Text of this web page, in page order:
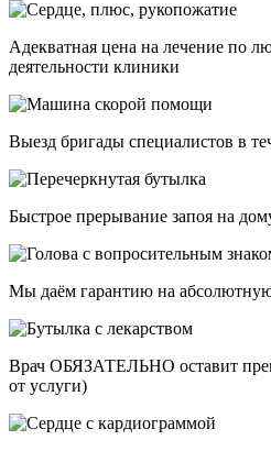
Адекватная цена на лечение по
деятельности клиники
Выезд бригады специалистов в
Быстрое прерывание запоя на
Мы даём гарантию на
Врач ОБЯЗАТЕЛЬНО оставит
от услуги)